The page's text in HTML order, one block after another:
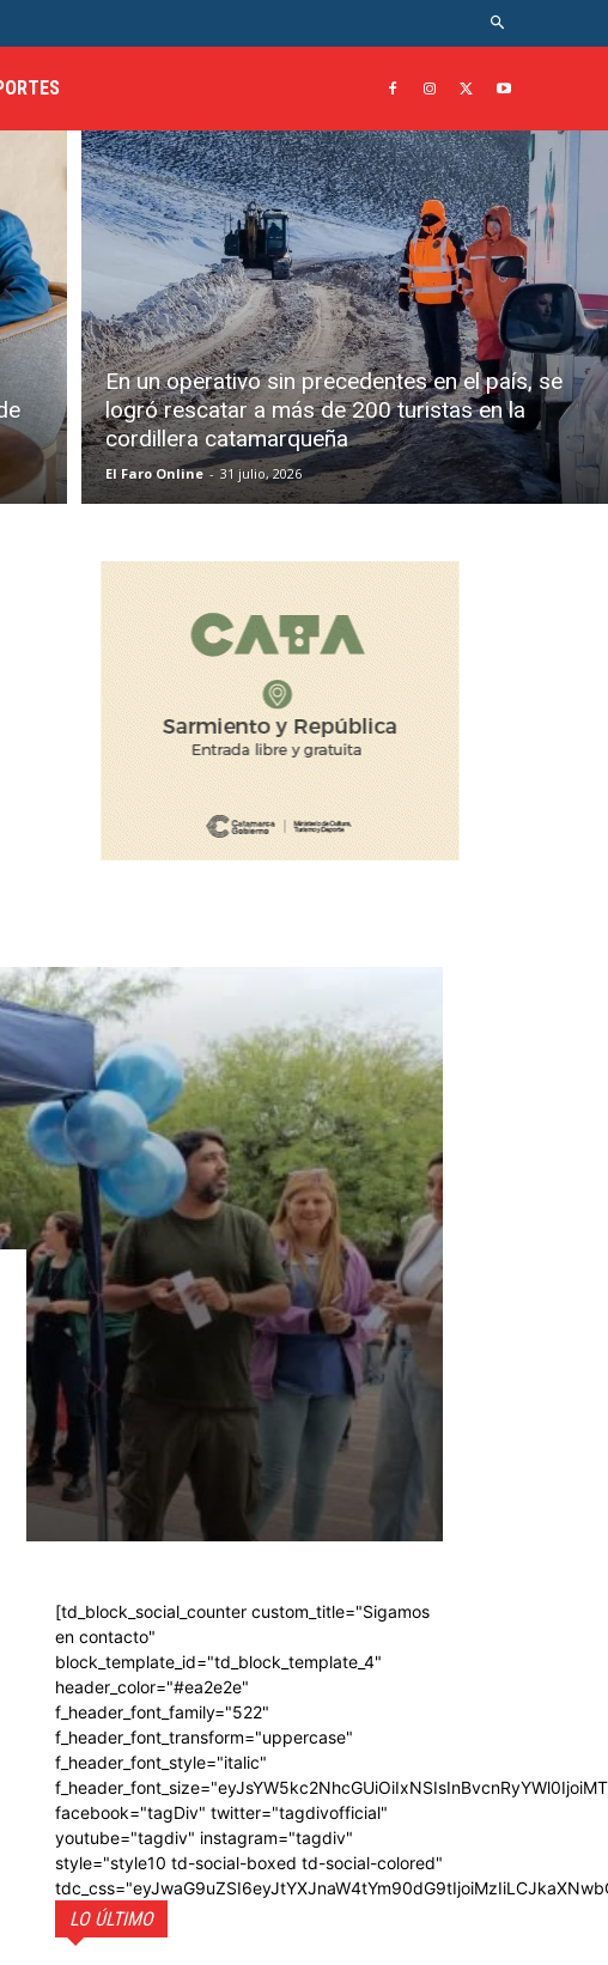
En un operativo sin precedentes en el país, se
logró rescatar a más de 200 turistas en la
cordillera catamarqueña
El Faro Online - 31 julio, 2026
[td_block_social_counter custom_title="Sigamos
en contacto"
block_template_id="td_block_template_4"
header_color="#ea2e2e"
f_header_font_family="522"
f_header_font_transform="uppercase"
f_header_font_style="italic"
facebook="tagDiv" twitter="tagdivofficial"
youtube="tagdiv" instagram="tagdiv"
style="style10 td-social-boxed td-social-colored"
LO ÚLTIMO